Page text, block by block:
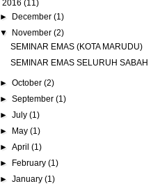
2016 (11)
► December(1)
▼ November(2)
SEMINAR EMAS (KOTA MARUDU)
SEMINAR EMAS SELURUH SABAH
►October(2)
►September(1)
►July(1)
► May(1)
►April(1)
► February(1)
►January(1)